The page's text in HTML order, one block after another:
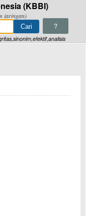
(KBBI)
jaringan)
?